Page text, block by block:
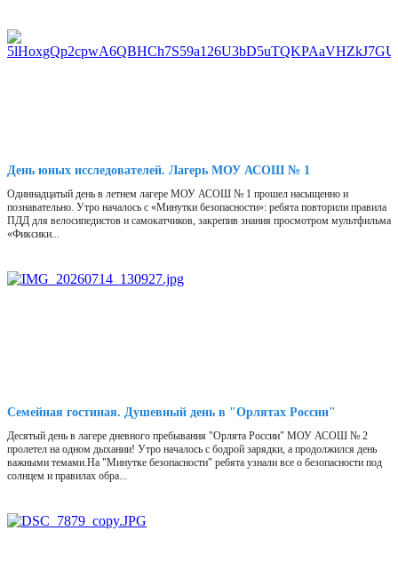
День юных исследователей. Лагерь МОУ АСОШ № 1
Одиннадцатый день в летнем лагере МОУ АСОШ № 1 прошел насыщенно и
познавательно. Утро началось с «Минутки безопасности»: ребята повторили правила
ПДД для велосипедистов и самокатчиков, закрепив знания просмотром мультфильма
«Фиксики...
Семейная гостиная. Душевный день в "Орлятах России"
Десятый день в лагере дневного пребывания "Орлята России" МОУ АСОШ № 2
пролетел на одном дыхании! Утро началось с бодрой зарядки, а продолжился день
важными темами.На "Минутке безопасности" ребята узнали все о безопасности под
солнцем и правилах обра...